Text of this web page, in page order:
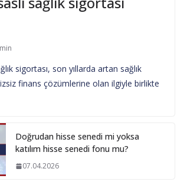
sigortası, son yıllarda artan sağlık
finans çözümlerine olan ilgiyle birlikte
Doğrudan hisse senedi mi yoksa
katılım hisse senedi fonu mu?
07.04.2026